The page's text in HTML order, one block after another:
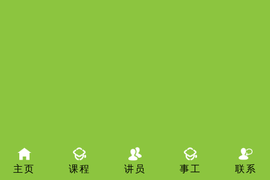
主页 课程 讲员 事工 联系